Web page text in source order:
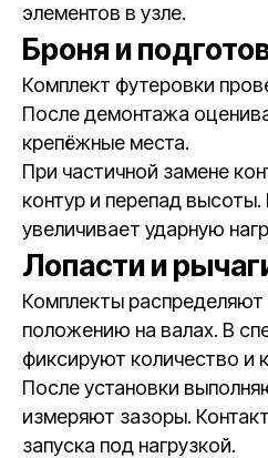
элементов в узле.
Броня и
Комплект футеровки
После демонтажа
крепёжные места.
При частичной замене
контур и перепад
увеличивает ударную
Лопасти и
Комплекты распределяют
положению на валах. В
фиксируют количество и
После установки
измеряют зазоры.
запуска под нагрузкой.